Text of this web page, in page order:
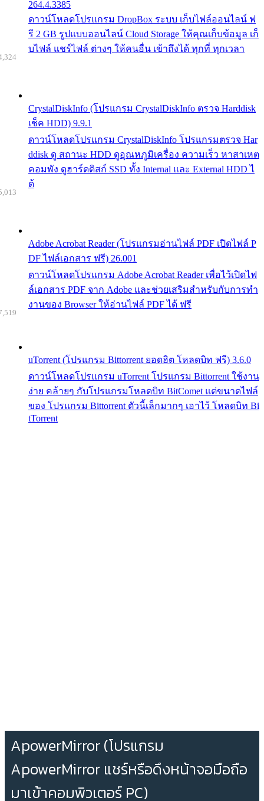
264.4.3385
ดาวน์โหลดโปรแกรม DropBox ระบบ เก็บไฟล์ออนไลน์ ฟ
รี 2 GB รูปแบบออนไลน์ Cloud Storage ให้คุณเก็บข้อมูล เก็
บไฟล์ แชร์ไฟล์ ต่างๆ ให้คนอื่น เข้าถึงได้ ทุกที่ ทุกเวลา
CrystalDiskInfo (โปรแกรม CrystalDiskInfo ตรวจ Harddisk
เช็ค HDD) 9.9.1
ดาวน์โหลดโปรแกรม CrystalDiskInfo โปรแกรมตรวจ Har
ddisk ดู สถานะ HDD ดูอุณหภูมิเครื่อง ความเร็ว หาสาเหต
คอมพัง ดูฮาร์ดดิสก์ SSD ทั้ง Internal และ External HDD ไ
ด้
Adobe Acrobat Reader (โปรแกรมอ่านไฟล์ PDF เปิดไฟล์ P
DF ไฟล์เอกสาร ฟรี) 26.001
ดาวน์โหลดโปรแกรม Adobe Acrobat Reader เพื่อไว้เปิดไฟ
ล์เอกสาร PDF จาก Adobe และช่วยเสริมสำหรับกับการทำ
งานของ Browser ให้อ่านไฟล์ PDF ได้ ฟรี
uTorrent (โปรแกรม Bittorrent ยอดฮิต โหลดบิท ฟรี) 3.6.0
ดาวน์โหลดโปรแกรม uTorrent โปรแกรม Bittorrent ใช้งาน
ง่าย คล้ายๆ กับโปรแกรมโหลดบิท BitComet แต่ขนาดไฟล์
ของ โปรแกรม Bittorrent ตัวนี้เล็กมากๆ เอาไว้ โหลดบิท Bi
tTorrent
ApowerMirror (โปรแกรม
ApowerMirror แชร์หรือดึงหน้าจอมือถือ
มาเข้าคอมพิวเตอร์ PC)